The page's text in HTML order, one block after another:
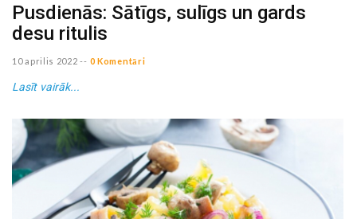
Pusdienās: Sātīgs, sulīgs un gards
desu ritulis
10 aprilis 2022 -- 0 Komentāri
Lasīt vairāk...